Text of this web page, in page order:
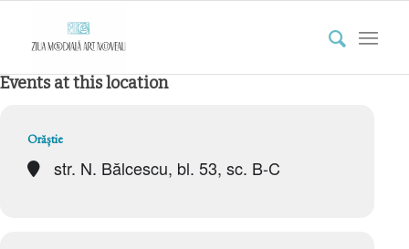
Events at this location
Orăștie
str. N. Bălcescu, bl. 53, sc. B-C